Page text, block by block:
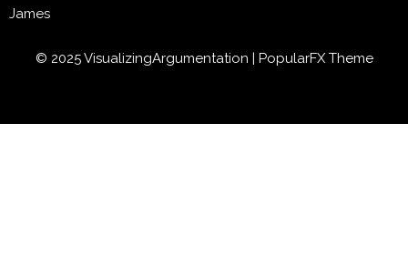
James
© 2025 VisualizingArgumentation | PopularFX Theme